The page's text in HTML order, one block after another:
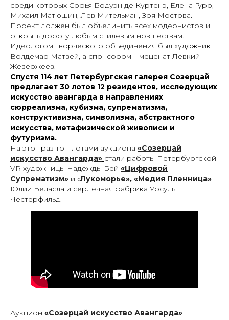
среди которых Софья Бодуэн де Куртенэ, Елена Гуро,
Михаил Матюшин, Лев Мительман, Зоя Мостова.
Проект должен был объединить всех модернистов и
открыть дорогу любым стилевым новшествам.
Идеологом творческого объединения был художник
Волдемар Матвей, а спонсором – меценат Левкий
Жевержеев.
Спустя 114 лет Петербургская галерея Созерцай
предлагает 30 лотов 12 резидентов, исследующих
искусство авангарда в направлениях
сюрреализма, кубизма, супрематизма,
конструктивизма, символизма, абстрактного
искусства, метафизической живописи и
футуризма.
На этот раз топ-лотами аукциона «Созерцай
искусство Авангарда» стали работы Петербургской
VR художницы Надежды Бей «Цифровой
Супрематизм» и «Лукоморье», «Медия Пленница»
Юлии Беласла и сердечная фабрика Урсулы
Честерфильд.
Аукцион «Созерцай искусство Авангарда»